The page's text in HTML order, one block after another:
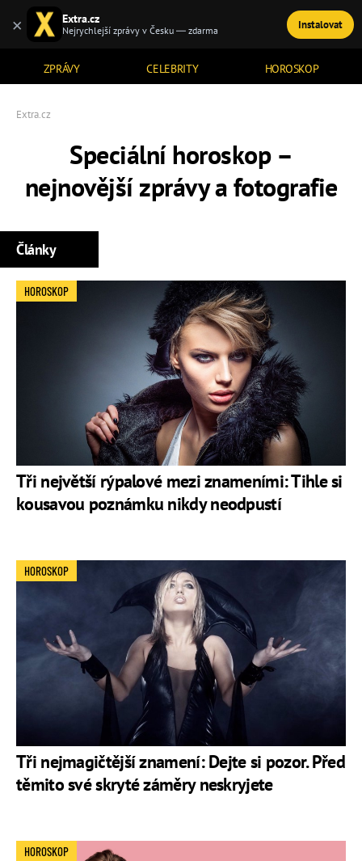
ZPRÁVY CELEBRITY HOROSKOP
TÉMATA
Extra.cz
Speciální horoskop –
nejnovější zprávy a fotografie
Články
Tři největší rýpalové mezi znameními: Tihle si
kousavou poznámku nikdy neodpustí
HOROSKOP
Tři nejmagičtější znamení: Dejte si pozor. Před
těmito své skryté záměry neskryjete
HOROSKOP
HOROSKOP
× Extra.cz
Nejrychlejší zprávy v Česku — zdarma Instalovat